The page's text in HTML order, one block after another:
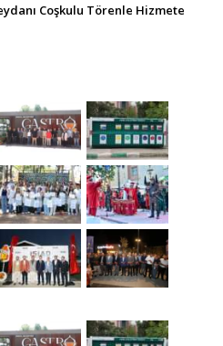
Coşkulu Törenle Hizmete